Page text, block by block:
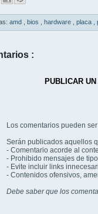
amd bios hardware placa
:
PUBLICAR
Los comentarios pueden
Serán publicados aquellos
- Comentario acorde al
- Prohibido mensajes de
- Evite incluir links
- Contenidos ofensivos,
Debe saber que los